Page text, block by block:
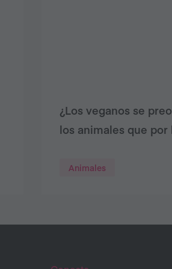
¿Los veganos se
los animales que por
Animales